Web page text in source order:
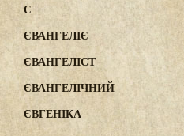
Є
ЄВАНГЕЛІЄ
ЄВАНГЕЛІСТ
ЄВАНГЕЛІЧНИЙ
ЄВГЕНІКА